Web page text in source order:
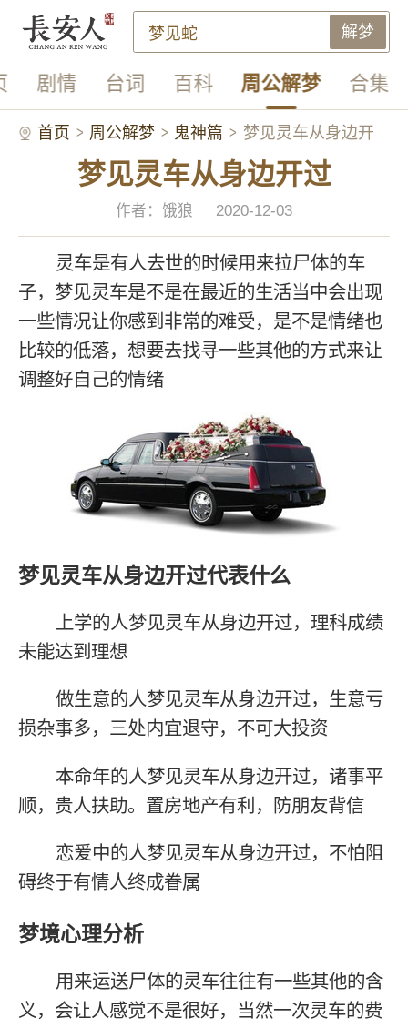
解梦
剧情 台词 百科 周公解梦 合集
首页 周公解梦 鬼神篇 梦见灵车从身边开
过
梦见灵车从身边开过
作者：饿狼 2020-12-03
灵车是有人去世的时候用来拉尸体的车
子，梦见灵车是不是在最近的生活当中会出现
一些情况让你感到非常的难受，是不是情绪也
比较的低落，想要去找寻一些其他的方式来让
调整好自己的情绪
梦见灵车从身边开过代表什么
上学的人梦见灵车从身边开过，理科成绩
未能达到理想
做生意的人梦见灵车从身边开过，生意亏
损杂事多，三处内宜退守，不可大投资
本命年的人梦见灵车从身边开过，诸事平
顺，贵人扶助。置房地产有利，防朋友背信
恋爱中的人梦见灵车从身边开过，不怕阻
碍终于有情人终成眷属
梦境心理分析
用来运送尸体的灵车往往有一些其他的含
义，会让人感觉不是很好，当然一次灵车的费